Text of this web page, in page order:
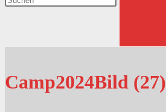
Camp2024Bild (27)